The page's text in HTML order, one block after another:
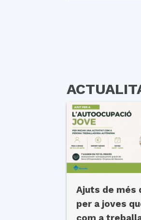
Ajuts de més
per a joves